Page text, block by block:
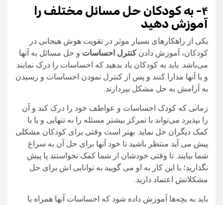
۴- به کودکان حل مسائل مختلف را
آموزش دهید
یکی از راهکارهای بسیار موثر در تقویت هوش هیجانی در
کودکان، آموزش دادن کنترل احساسات و حل مسائل به آنها
می‌باشد. باید به کودکان یاد بدهید که احساسات را درک نمایند
و با آنها مدارا کنند و پس از کنترل نمودن احساسات و رسیدن
به آرامش به حل مشکل بپردازند.
زمانی که کودک احساسات و عواطف خود را درک کند و آن
را بپذیرد می‌تواند با تمرکز بیشتر مسئله را به تنهایی و یا با
کمک دیگران حل نماید. بهتر است وقتی برای کودکان مشکلی
پیش می آید منتظر باشید تا خود آنها برای حل آن به سراغ
شما بیایند. تا وقتی خودشان از شما کمک نخواستند پا پیش
نگذارید؛ با این کار به او می‌ گویید به توانایی‌ اش برای حل
مشکلاتش اعتماد دارید.
باید به بچه‌ها آموزش داده شود که احساسات آنها همراه با